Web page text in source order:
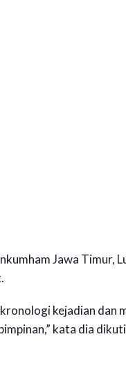
Jawa Timur,
kejadian dan
kata dia